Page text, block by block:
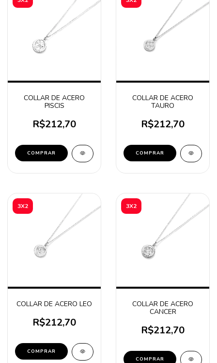
COLLAR DE ACERO
PISCIS
R$212,70
COMPRAR
COLLAR DE ACERO
TAURO
R$212,70
COMPRAR
3X2
COLLAR DE ACERO LEO
R$212,70
COMPRAR
3X2
COLLAR DE ACERO
CANCER
R$212,70
COMPRAR